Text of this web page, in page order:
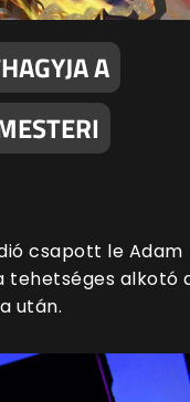
A
csapott le Adam
tehetséges alkotó
után.